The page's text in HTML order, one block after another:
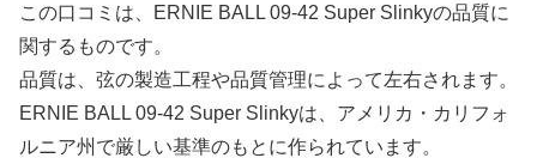
この口コミは、ERNIE BALL 09-42 Super Slinkyの品質に
関するものです。
品質は、弦の製造工程や品質管理によって左右されます。
ERNIE BALL 09-42 Super Slinkyは、アメリカ・カリフォ
ルニア州で厳しい基準のもとに作られています。